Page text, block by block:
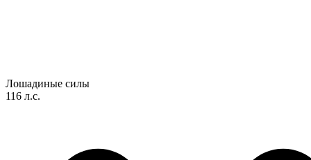
Лошадиные силы
116 л.с.